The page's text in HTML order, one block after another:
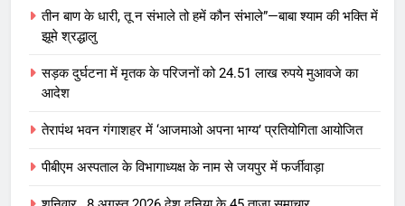
तीन बाण के धारी, तू न संभाले तो हमें कौन संभाले”—बाबा श्याम की भक्ति में
झूमे श्रद्धालु
सड़क दुर्घटना में मृतक के परिजनों को 24.51 लाख रुपये मुआवजे का
आदेश
तेरापंथ भवन गंगाशहर में ‘आजमाओ अपना भाग्य’ प्रतियोगिता आयोजित
पीबीएम अस्पताल के विभागाध्यक्ष के नाम से जयपुर में फर्जीवाड़ा